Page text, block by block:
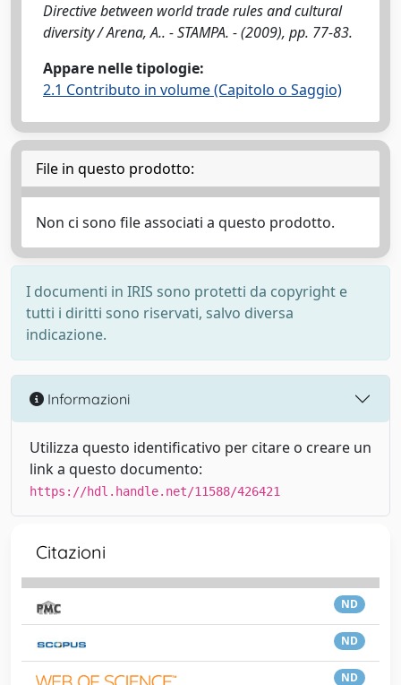
Directive between world trade rules and cultural
diversity / Arena, A.. - STAMPA. - (2009), pp. 77-83.
Appare nelle tipologie:
2.1 Contributo in volume (Capitolo o Saggio)
File in questo prodotto:
Non ci sono file associati a questo prodotto.
I documenti in IRIS sono protetti da copyright e
tutti i diritti sono riservati, salvo diversa
indicazione.
Informazioni
Utilizza questo identificativo per citare o creare un
link a questo documento:
https://hdl.handle.net/11588/426421
Citazioni
ND
ND
ND